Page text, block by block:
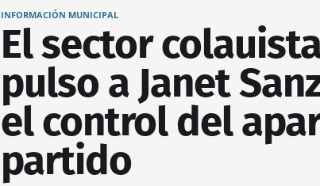
INFORMACIÓN MUNICIPAL
El sector
pulso a Janet
el control del
partido